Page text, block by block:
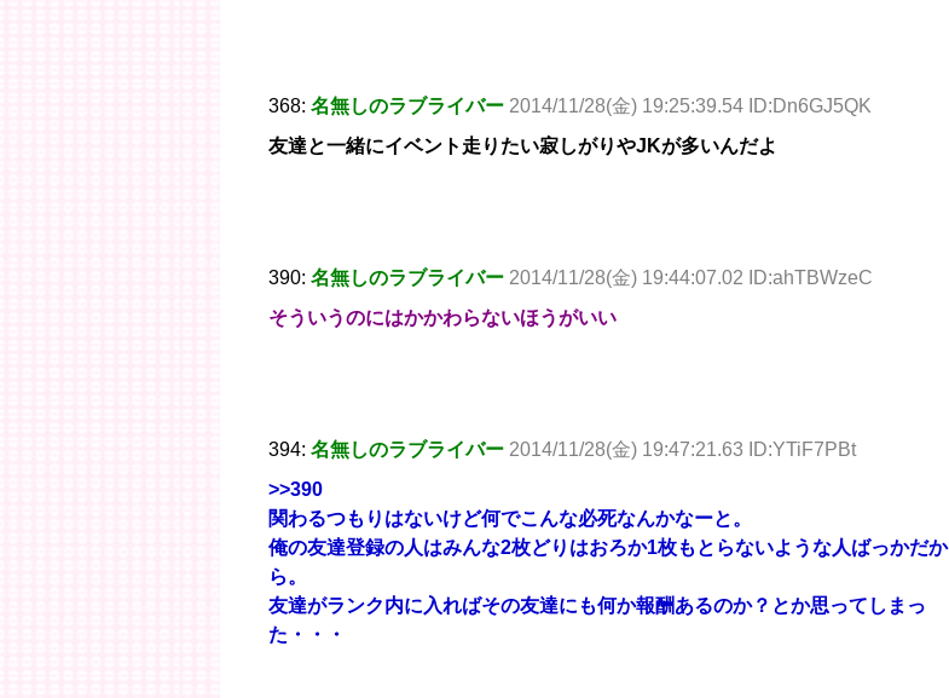
368: 名無しのラブライバー 2014/11/28(金) 19:25:39.54 ID:Dn6GJ5QK
友達と一緒にイベント走りたい寂しがりやJKが多いんだよ
390: 名無しのラブライバー 2014/11/28(金) 19:44:07.02 ID:ahTBWzeC
そういうのにはかかわらないほうがいい
394: 名無しのラブライバー 2014/11/28(金) 19:47:21.63 ID:YTiF7PBt
>>390
関わるつもりはないけど何でこんな必死なんかなーと。
俺の友達登録の人はみんな2枚どりはおろか1枚もとらないような人ばっかだか
ら。
友達がランク内に入ればその友達にも何か報酬あるのか？とか思ってしまっ
た・・・